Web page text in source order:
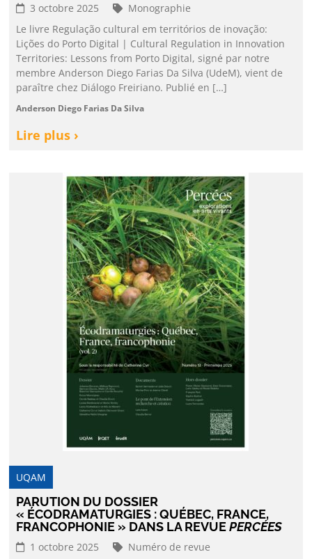
3 octobre 2025
Monographie
Le livre Regulação cultural em territórios de inovação:
Lições do Porto Digital | Cultural Regulation in Innovation
Territories: Lessons from Porto Digital, signé par notre
membre Anderson Diego Farias Da Silva (UdeM), vient de
paraître chez Diálogo Freiriano. Publié en […]
Anderson Diego Farias Da Silva
Lire plus ›
UQAM
PARUTION DU DOSSIER
« ÉCODRAMATURGIES : QUÉBEC, FRANCE,
FRANCOPHONIE » DANS LA REVUEPERCÉES
1 octobre 2025 Numéro de revue